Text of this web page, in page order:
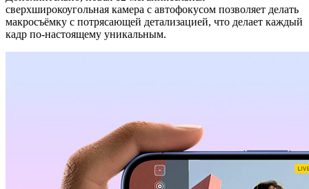
сверхширокоугольная камера с автофокусом позволяет делать
макросъёмку с потрясающей детализацией, что делает каждый
кадр по-настоящему уникальным.